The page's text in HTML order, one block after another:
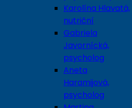
Karolína Hlavatá,
nutriční
Gabriela
Javornícká,
psycholog
Aneta
Haramijová,
psycholog